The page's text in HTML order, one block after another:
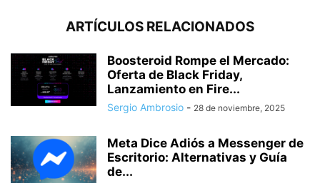
ARTÍCULOS RELACIONADOS
Boosteroid Rompe el Mercado:
Oferta de Black Friday,
Lanzamiento en Fire...
Sergio Ambrosio - 28 de noviembre, 2025
Meta Dice Adiós a Messenger de
Escritorio: Alternativas y Guía
de...